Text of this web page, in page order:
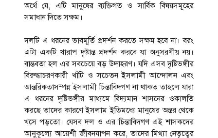
অর্থে যে, এটি মানুষের ব্যক্তিগত ও সার্বিক বিষয়সমূহের
সমাধান দিতে সক্ষম।
দলটি এ ধরনের ভাবমূর্তি প্রদর্শন করতে সক্ষম হবে না। বরং
এটা একটি খারাপ দৃষ্টান্ত প্রদর্শন করবে যা অনুসরণীয় নয়।
বান্তবতা হল এর সবচেয়ে বড় উদাহরণ। যদি এসব দৃষ্টিভঙ্গীর
বিরুদ্ধাচরণকারী খাঁটি ও সচেতন ইসলামী আন্দোলন এবং
আন্তরিকতাসম্পন্ন ইসলামী চিন্তাবিদগণ না থাকত তাহলে যারা
এ ধরনের দৃষ্টিভঙ্গীর মাধ্যমে বিদ্যমান শাসনের ওকালতি
করছে তাদের কারণে ইসলাম ইতিমধ্যে মানুষের অন্তর থেকে
খসে পড়তো। যেসব দল ও এর চিন্তাবিদগণ এই শাসকদের
আনুকূল্যে আয়েশী জীবনযাপন করে, তাদের মিথ্যা নেতৃত্বের